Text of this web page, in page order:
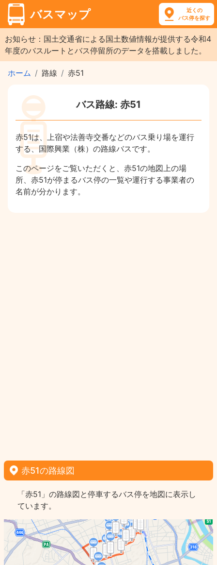
バスマップ
近くの
バス停を探す
お知らせ：国土交通省による国土数値情報が提供する令和4
年度のバスルートとバス停留所のデータを搭載しました。
ホーム 路線 赤51
バス路線: 赤51
赤51は、上宿や法善寺交番などのバス乗り場を運行
する、国際興業（株）の路線バスです。
このページをご覧いただくと、赤51の地図上の場
所、赤51が停まるバス停の一覧や運行する事業者の
名前が分かります。
赤51の路線図
「赤51」の路線図と停車するバス停を地図に表示し
ています。